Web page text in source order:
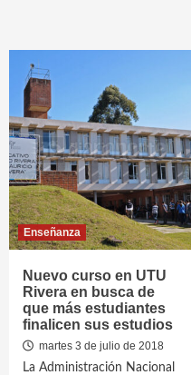
Enseñanza
Nuevo curso en UTU
Rivera en busca de
que más estudiantes
finalicen sus estudios
martes 3 de julio de 2018
La Administración Nacional